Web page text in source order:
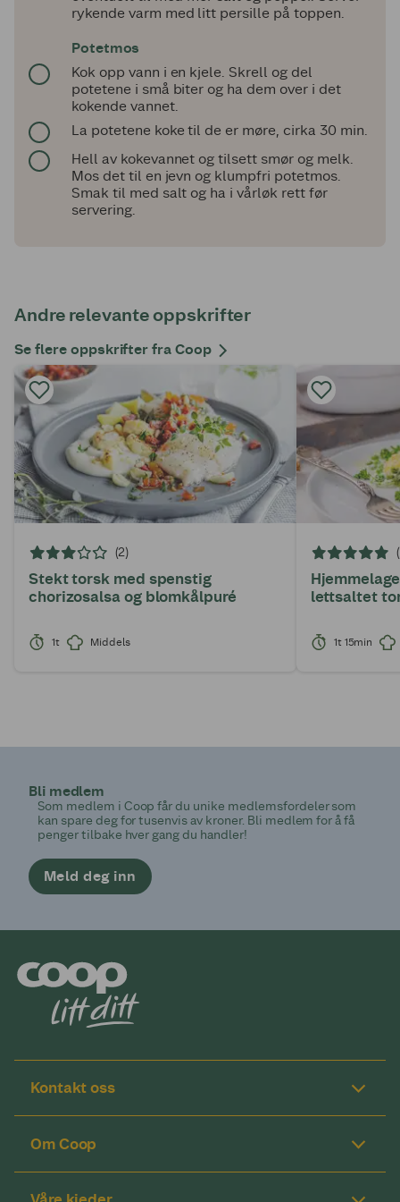
rykende varm med litt persille på toppen.
Potetmos
Kok opp vann i en kjele. Skrell og del
potetene i små biter og ha dem over i det
kokende vannet.
La potetene koke til de er møre, cirka 30 min.
Hell av kokevannet og tilsett smør og melk.
Mos det til en jevn og klumpfri potetmos.
Smak til med salt og ha i vårløk rett før
servering.
Andre relevante oppskrifter
Se flere oppskrifter fra Coop
(2)
Stekt torsk med spenstig
chorizosalsa og blomkålpuré
1t Middels
lettsaltet
1t 15min
Bli medlem
Som medlem i Coop får du unike medlemsfordeler som
kan spare deg for tusenvis av kroner. Bli medlem for å få
penger tilbake hver gang du handler!
Meld deg inn
Kontakt oss
Om Coop